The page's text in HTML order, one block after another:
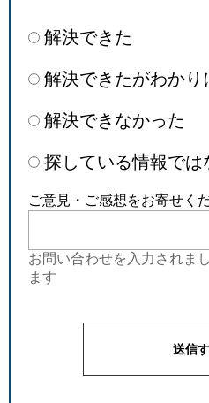
解決できた
解決できたがわかり
解決できなかった
探している情報では
ご意見・ご感想をお寄せく
お問い合わせを入力されま
ます